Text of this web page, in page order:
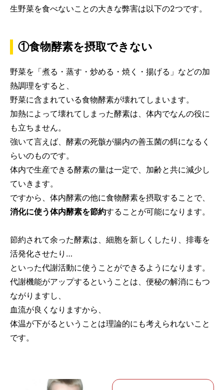
生野菜を食べないことの大きな弊害は以下の2つです。
①食物酵素を摂取できない
野菜を「煮る・蒸す・炒める・焼く・揚げる」などの加
熱調理をすると、
野菜に含まれている食物酵素が壊れてしまいます。
加熱によって壊れてしまった酵素は、体内でなんの役に
も立ちません。
強いて言えば、酵素の死骸が腸内の善玉菌の餌になるく
らいのものです。
体内で生産できる酵素の量は一定で、加齢と共に減少し
ていきます。
ですから、体内酵素の他に食物酵素を摂取することで、
消化に使う体内酵素を節約することが可能になります。
節約されて余った酵素は、細胞を新しくしたり、排毒を
活発化させたり…
といった代謝活動に使うことができるようになります。
代謝機能がアップするということは、便秘の解消にもつ
ながりますし、
血流が良くなりますから、
体温が下がるということは理論的にも考えられないこと
です。